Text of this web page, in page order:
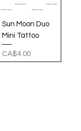
Sun Moon Duo
Mini Tattoo
Price
CA$4.00